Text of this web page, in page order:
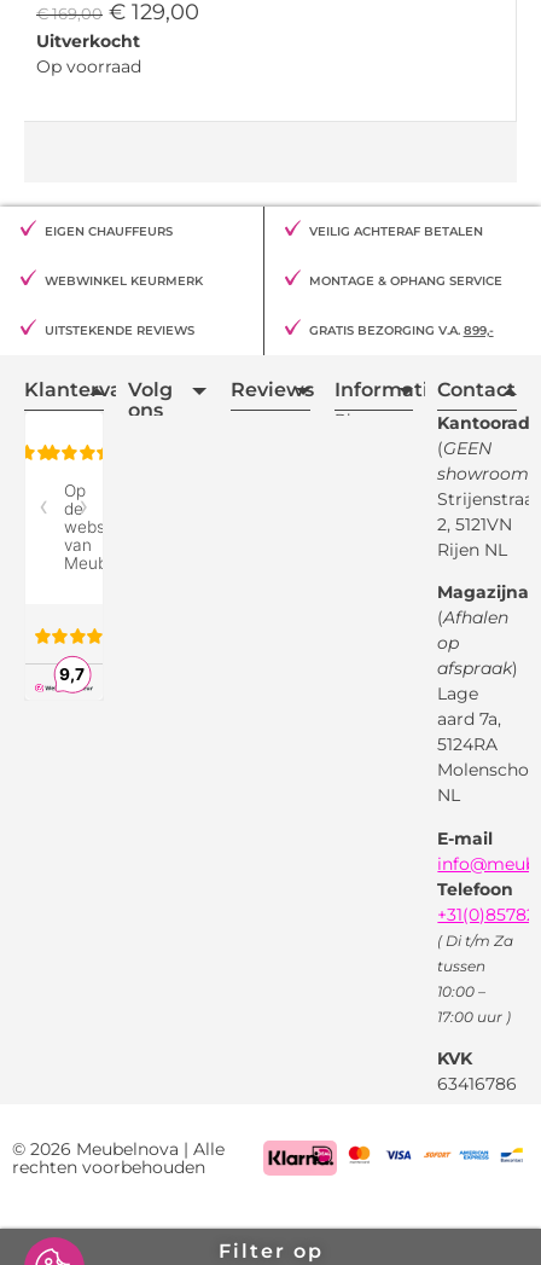
€169,00 € 129,00
Uitverkocht
Op voorraad
Filter op
EIGEN CHAUFFEURS VEILIG ACHTERAF BETALEN
WEBWINKEL KEURMERK MONTAGE & OPHANG SERVICE
UITSTEKENDE REVIEWS GRATIS BEZORGING V.A. 899,-
Klantervaring
Volg
ons
Reviews Informatie
Blogs
Retourvoorwaarden
Betaalmethodes
Montageservice
Garantievoorwaarden
Privacybeleid
Contact
(GEEN
showroom
Strijenstraat
2, 5121VN
Rijen NL
(Afhalen
op
afspraak)
Lage
aard 7a,
5124RA
Molenschot
NL
E-mail
Telefoon
( Di t/m Za
tussen
10:00 –
17:00 uur )
KVK
63416786
© 2026 Meubelnova | Alle
rechten voorbehouden